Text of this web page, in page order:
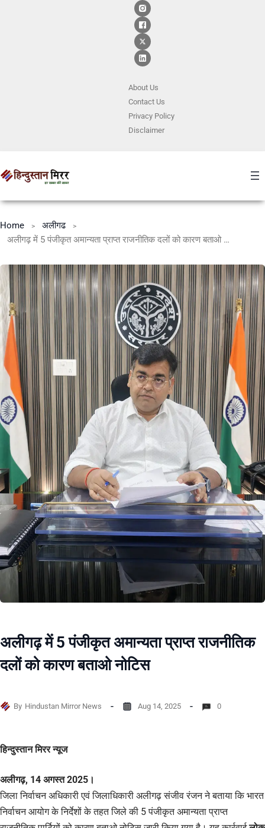
About Us
ContactUs
Privacy Policy
Disclaimer
Home
अलीगढ
अलीगढ़ में 5 पंजीकृत अमान्यता प्राप्त राजनीतिक दलों को कारण बताओ नोटिस
अलीगढ़ में 5 पंजीकृत अमान्यता प्राप्त राजनीतिक
दलों को कारण बताओ नोटिस
By Hindustan Mirror News Aug 14, 2025 0
हिन्दुस्तान मिरर न्यूज
अलीगढ़, 14 अगस्त 2025।
जिला निर्वाचन अधिकारी एवं जिलाधिकारी अलीगढ़ संजीव रंजन ने बताया कि भारत
निर्वाचन आयोग के निर्देशों के तहत जिले की 5 पंजीकृत अमान्यता प्राप्त